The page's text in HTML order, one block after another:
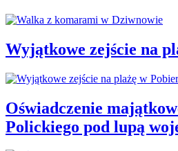
Wyjątkowe zejście na
Oświadczenie
Polickiego pod lupą